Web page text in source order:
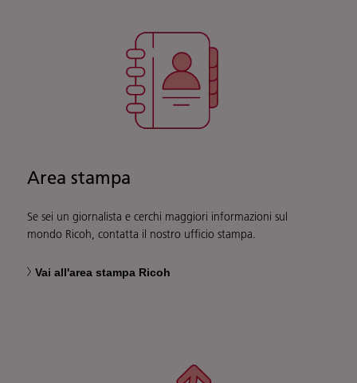
Area stampa
Se sei un giornalista e cerchi maggiori informazioni sul
mondo Ricoh, contatta il nostro ufficio stampa.
Vai all'area stampa Ricoh